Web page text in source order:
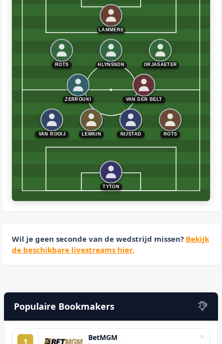
TYTON
ROTS
NIJSTAD
LEMKIN
VAN ROOIJ
VAN DEN BELT
ZERROUKI
ORJASAETER
HLYNSSON
ROTS
LAMMERS
Wil je geen seconde van de wedstrijd missen? Bekijk
de beschikbare livestreams hier.
Populaire Bookmakers
↗
BetMGM